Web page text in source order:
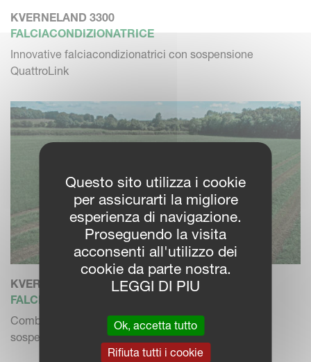
KVERNELAND 3300
FALCIACONDIZIONATRICE
Innovative falciacondizionatrici con sospensione
QuattroLink
KVERNELAND 5300
FALCIACONDIZIONATRICE
Combinazione di falciacondizionatrici triple con
sospensione QuattroLi...
Questo sito utilizza i cookie
per assicurarti la migliore
esperienza di navigazione.
Proseguendo la visita
acconsenti all'utilizzo dei
cookie da parte nostra.
LEGGI DI PIU
Ok, accetta tutto
Rifiuta tutti i cookie